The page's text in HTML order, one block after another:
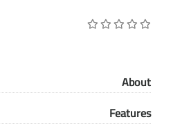
معاً نحو خلق مجتمع مبدع في عالم الأزياء
About
Features